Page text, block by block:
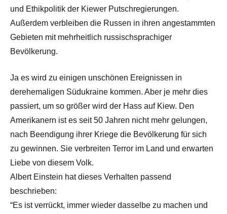
und Ethikpolitik der Kiewer Putschregierungen.
Außerdem verbleiben die Russen in ihren angestammten
Gebieten mit mehrheitlich russischsprachiger
Bevölkerung.
Ja es wird zu einigen unschönen Ereignissen in
derehemaligen Südukraine kommen. Aber je mehr dies
passiert, um so größer wird der Hass auf Kiew. Den
Amerikanern ist es seit 50 Jahren nicht mehr gelungen,
nach Beendigung ihrer Kriege die Bevölkerung für sich
zu gewinnen. Sie verbreiten Terror im Land und erwarten
Liebe von diesem Volk.
Albert Einstein hat dieses Verhalten passend
beschrieben:
“Es ist verrückt, immer wieder dasselbe zu machen und